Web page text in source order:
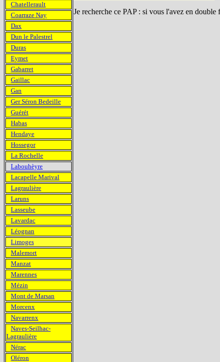
Je recherche ce PAP : si vous l'avez en
Chatellerault
Coarraze Nay
Dax
Dun le Palestrel
Duras
Eymet
Gabarret
Gaillac
Gan
Ger Séron Bedeille
Guérét
Habas
Hendaye
Hossegor
La Rochelle
Labouhèyre
Lacapelle Marival
Lagraulière
Laruns
Lasseube
Lavardac
Léognan
Limoges
Malemort
Manzat
Marennes
Mézin
Mont de Marsan
Morcenx
Navarrenx
Naves-Seilhac-
Lagraulière
Nérac
Oléron